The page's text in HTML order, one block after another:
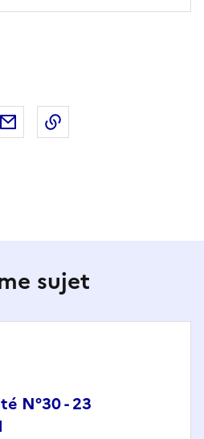
X (anciennement Twitter)
sur LinkedIn
Partager par email
sujet
N°30 - 23